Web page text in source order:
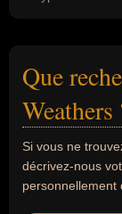
Que
Weathers
Si vous ne
décrivez-nous
personnellement